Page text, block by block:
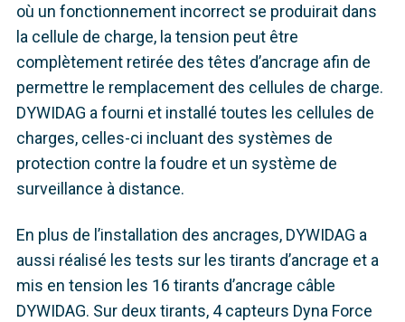
où un fonctionnement incorrect se produirait dans
la cellule de charge, la tension peut être
complètement retirée des têtes d’ancrage afin de
permettre le remplacement des cellules de charge.
DYWIDAG a fourni et installé toutes les cellules de
charges, celles-ci incluant des systèmes de
protection contre la foudre et un système de
surveillance à distance.
En plus de l’installation des ancrages, DYWIDAG a
aussi réalisé les tests sur les tirants d’ancrage et a
mis en tension les 16 tirants d’ancrage câble
DYWIDAG. Sur deux tirants, 4 capteurs Dyna Force